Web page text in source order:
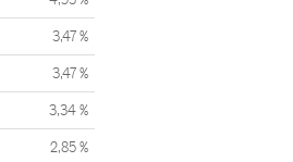
3,47 %
3,47 %
3,34 %
2,85 %